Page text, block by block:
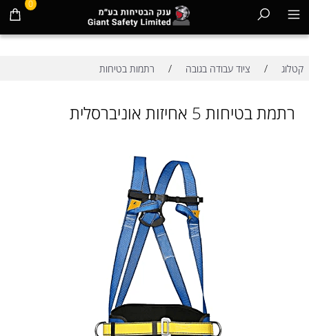
0
קטלוג / ציוד עבודה בגובה / רתמות בטיחות
רתמת בטיחות 5 אחיזות אוניברסלית